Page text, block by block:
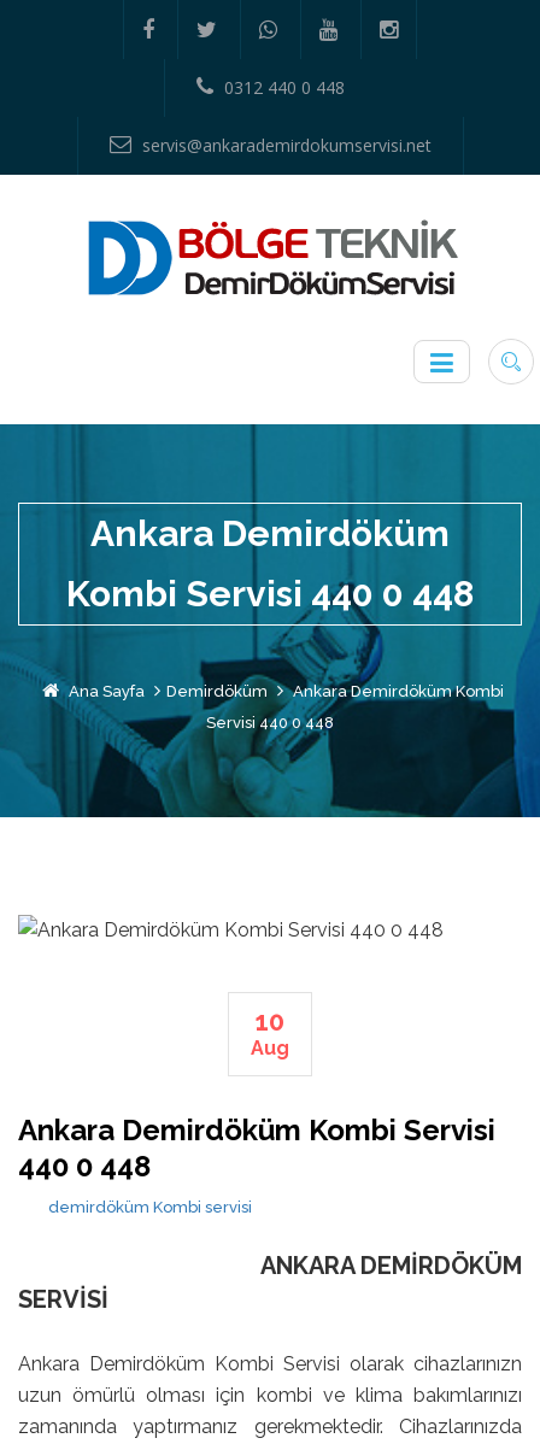
0312 440 0 448
servis@ankarademirdokumservisi.net
Ankara Demirdöküm
Kombi Servisi 440 0 448
Ana Sayfa Demirdöküm
Ankara Demirdöküm Kombi
Servisi 440 0 448
10
Aug
Ankara Demirdöküm Kombi Servisi
440 0 448
demirdöküm Kombi servisi
ANKARA DEMİRDÖKÜM
SERVİSİ
Ankara Demirdöküm Kombi Servisi olarak cihazlarınızn
uzun ömürlü olması için kombi ve klima bakımlarınızı
zamanında yaptırmanız gerekmektedir. Cihazlarınızda